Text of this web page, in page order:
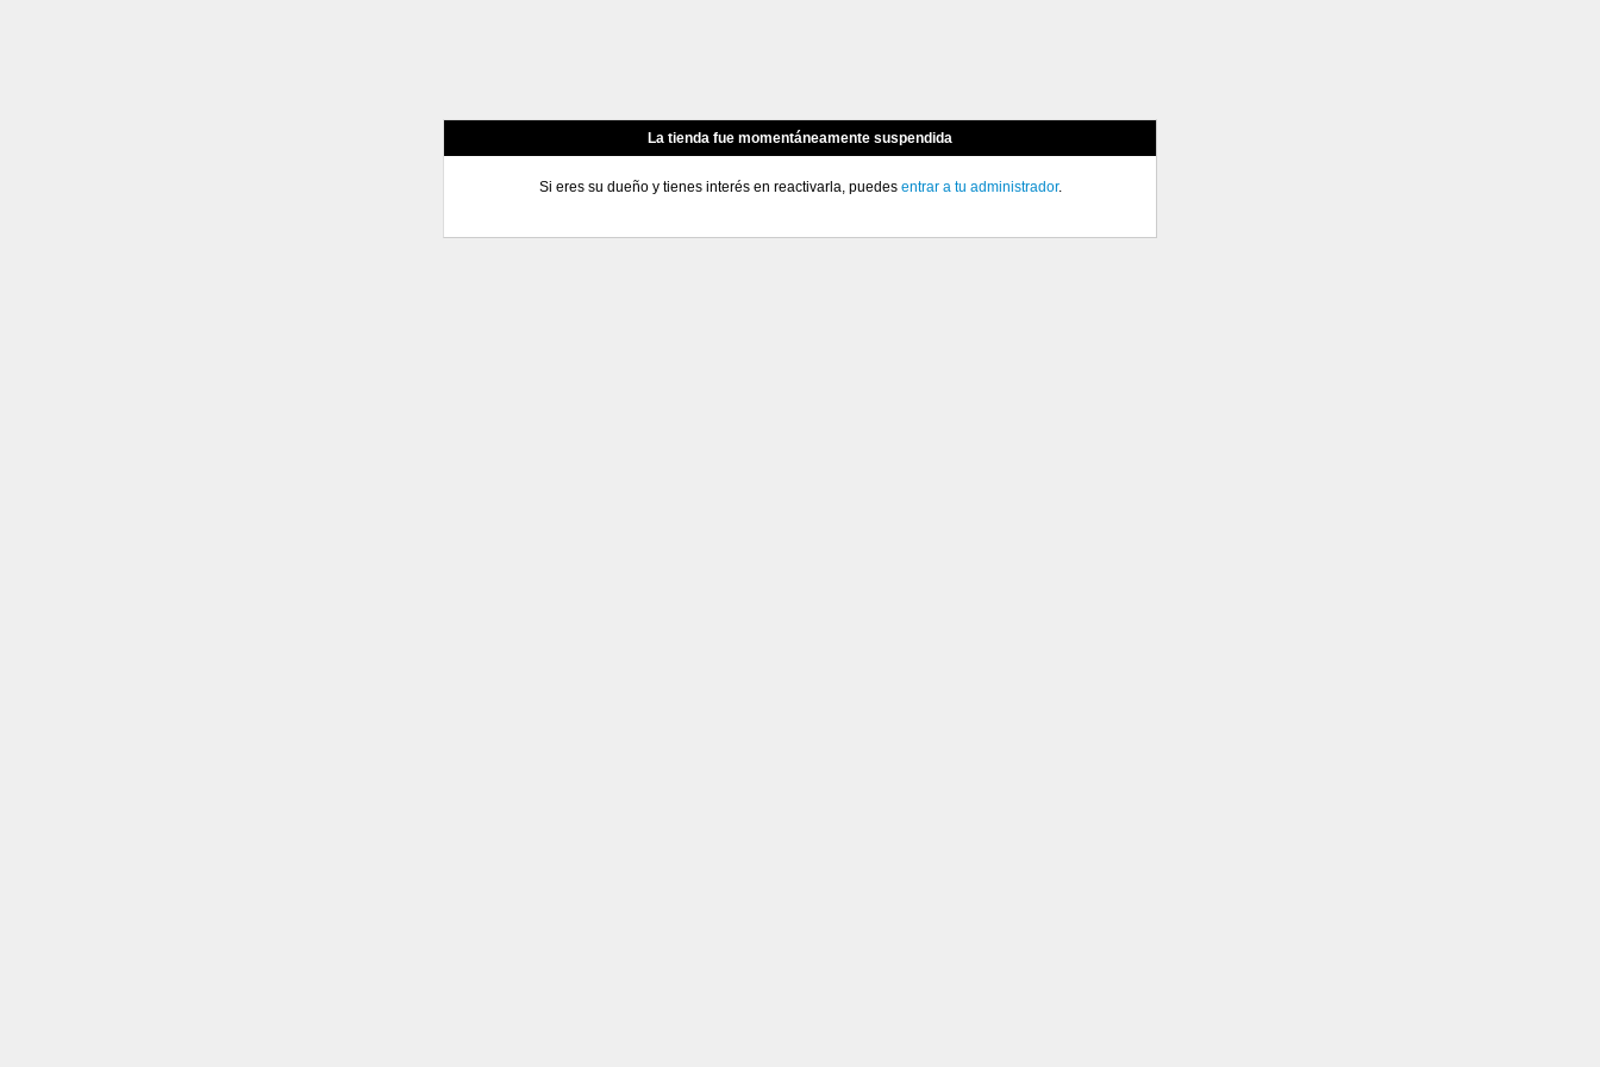
La tienda fue momentáneamente suspendida
Si eres su dueño y tienes interés en reactivarla, puedes entrar a tu administrador.